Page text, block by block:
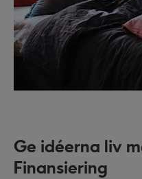
Ge idéerna liv
Finansiering